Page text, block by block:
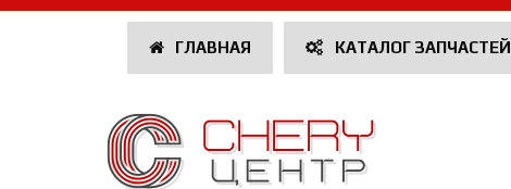
ГЛАВНАЯ КАТАЛОГ ЗАПЧАСТЕЙ